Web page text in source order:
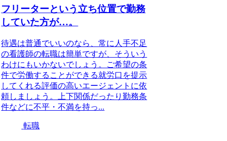
フリーターという立ち位置で勤務
していた方が…。
待遇は普通でいいのなら、常に人手不足
の看護師の転職は簡単ですが、そういう
わけにもいかないでしょう。ご希望の条
件で労働することができる就労口を提示
してくれる評価の高いエージェントに依
頼しましょう。上下関係だったり勤務条
件などに不平・不満を持っ...
転職